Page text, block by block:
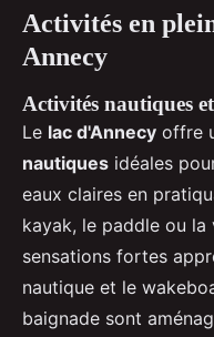
Activités en
Annecy
Activités nautiques
Le lac d'Annecy offre
nautiques idéales
eaux claires en
kayak, le paddle ou la
sensations fortes
nautique et le
baignade sont